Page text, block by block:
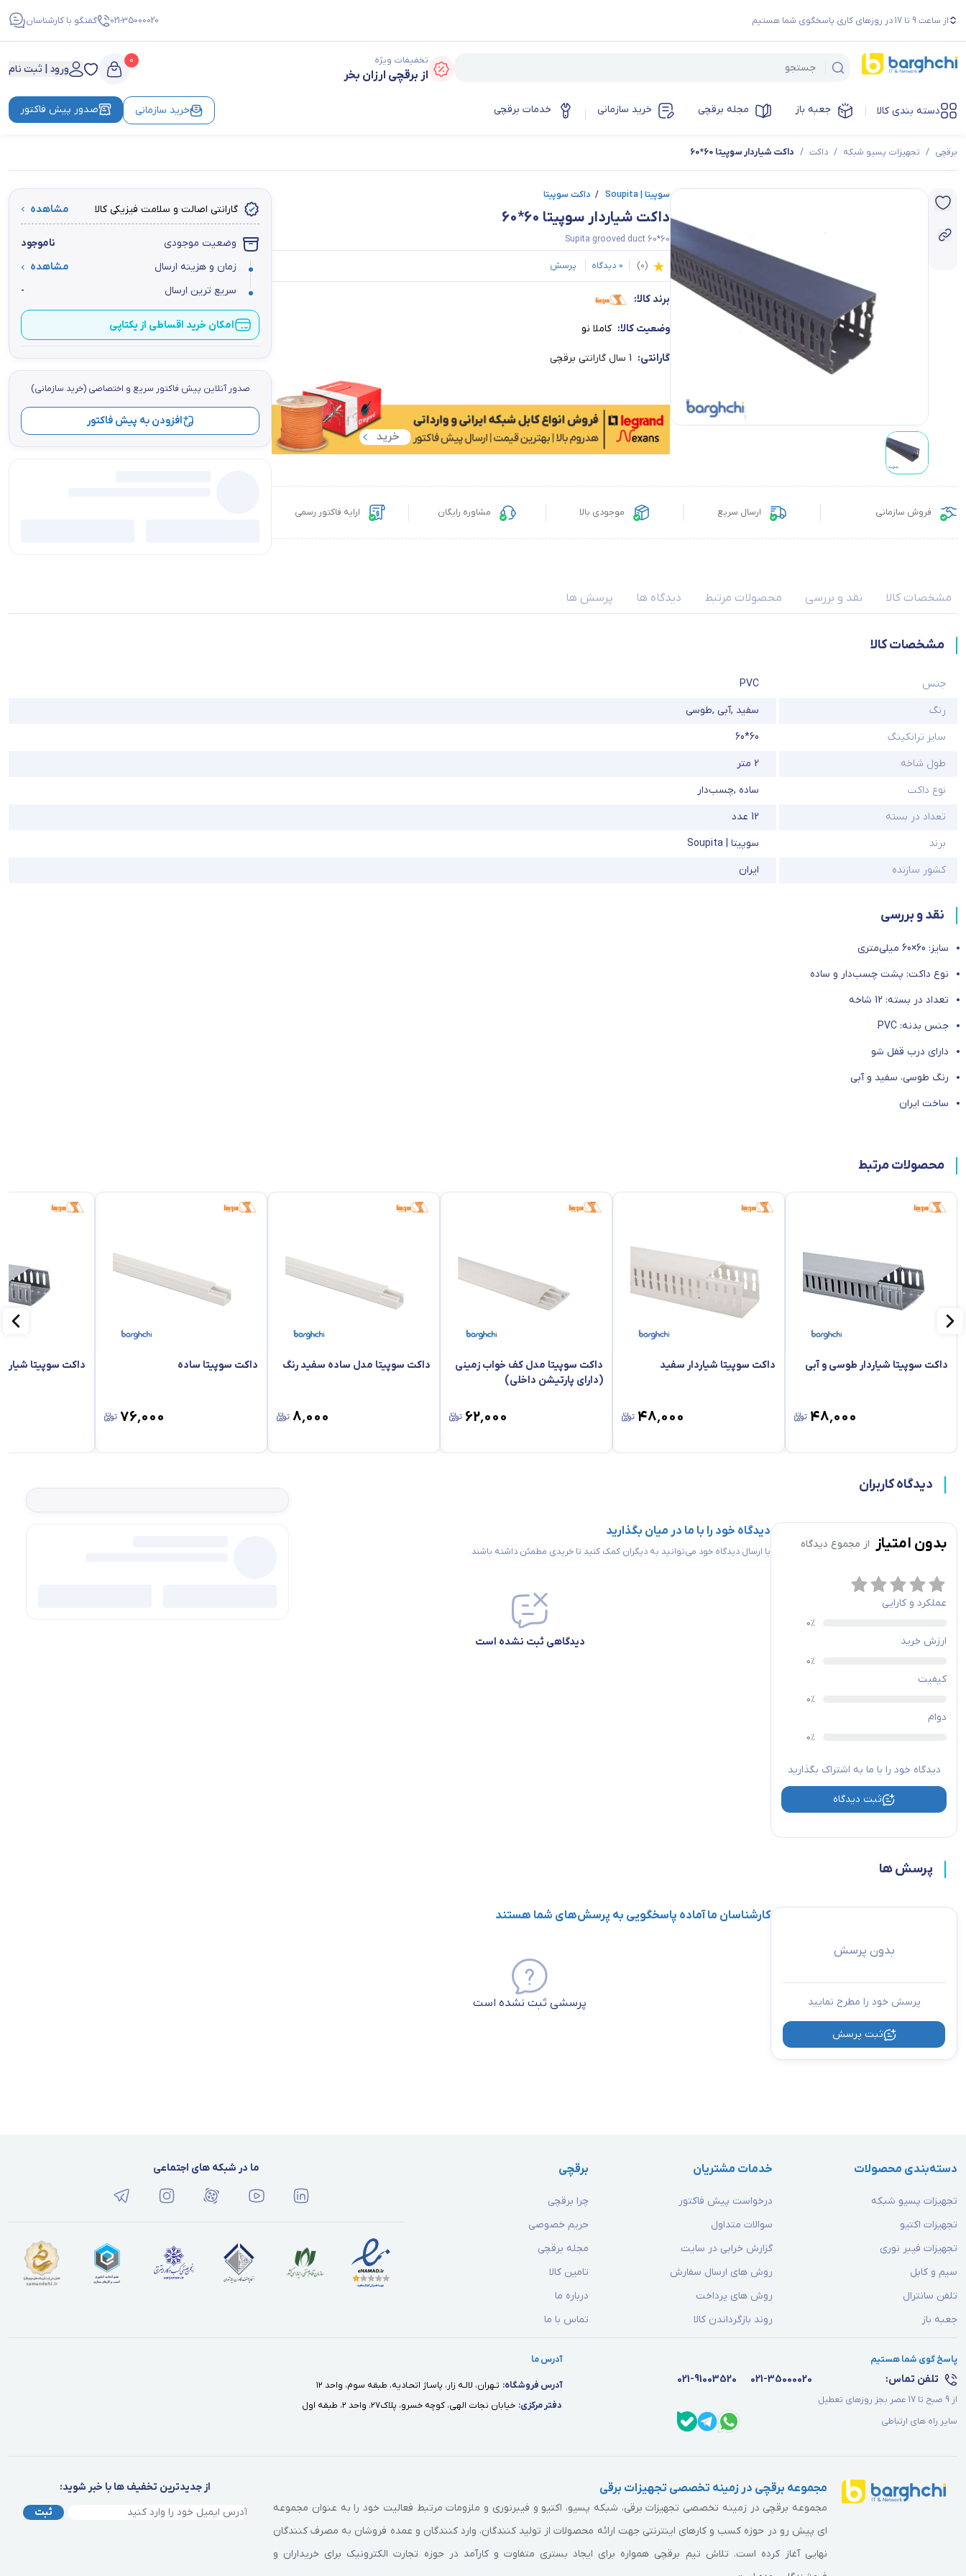
از ساعت 9 تا 17 در روزهای کاری پاسخگوی شما هستیم 021-35000020 گفتگو با کارشناسان
تخفیفات ویژه
از برقچی ارزان بخر
0
ورود | ثبت نام
دسته بندی کالا جعبه باز مجله برقچی خرید سازمانی خدمات برقچی خرید سازمانی صدور پیش فاکتور
برقچی / تجهیزات پسیو شبکه / داکت / داکت شیاردار سوپیتا 60*60
سوپیتا | Soupita / داکت سوپیتا
داکت شیاردار سوپیتا 60*60
Supita grooved duct 60*60
(
0
)
0 دیدگاه پرسش
برند کالا:
وضعیت کالا: کاملا نو
گارانتی: 1 سال گارانتی برقچی
فروش سازمانی ارسال سریع موجودی بالا مشاوره رایگان ارایه فاکتور رسمی
گارانتی اصالت و سلامت فیزیکی کالا مشاهده
وضعیت موجودی
ناموجود
زمان و هزینه ارسال
مشاهده
سریع ترین ارسال
-
امکان خرید اقساطی از یکتاپی
صدور آنلاین پيش فاكتور سریع و اختصاصي (خرید سازمانی)
افزودن به پیش فاکتور
مشخصات کالا نقد و بررسی محصولات مرتبط دیدگاه ها پرسش ها
مشخصات کالا
جنس
PVC
رنگ
سفید ,آبی ,طوسی
سایز ترانکینگ
60*60
طول شاخه
2 متر
نوع داکت
ساده ,چسب‌دار
تعداد در بسته
12 عدد
برند
سوپیتا | Soupita
کشور سازنده
ایران
نقد و بررسی
سایز: 60×60 میلی‌متری
نوع داکت: پشت چسب‌دار و ساده
تعداد در بسته: 12 شاخه
جنس بدنه: PVC
دارای درب قفل شو
رنگ طوسی، سفید و آبی
ساخت ایران
محصولات مرتبط
داکت سوپیتا شیاردار طوسی و آبی
۴۸٬۰۰۰
داکت سوپیتا شیاردار سفید
۴۸٬۰۰۰
داکت سوپیتا مدل کف خواب زمینی
(دارای پارتیشن داخلی)
۶۲٬۰۰۰
داکت سوپیتا مدل ساده سفید رنگ
۸٬۰۰۰
داکت سوپیتا ساده
۷۶٬۰۰۰
داکت سوپیتا
دیدگاه کاربران
بدون امتیاز از مجموع دیدگاه
عملکرد و کارایی
ارزش خرید
کیفیت
دوام
دیدگاه خود را با ما به اشتراک بگذارید
ثبت دیدگاه
دیدگاه خود را با ما در میان بگذارید
با ارسال دیدگاه خود می‌توانید به دیگران کمک کنید تا خریدی مطمئن داشته باشند.
دیدگاهی ثبت نشده است
پرسش ها
بدون پرسش
پرسش خود را مطرح نمایید
ثبت پرسش
کارشناسان ما آماده پاسخگویی به پرسش‌های شما هستند
پرسشی ثبت نشده است
دسته‌بندی محصولات
تجهیزات پسیو شبکه
تجهیزات اکتیو
تجهیزات فیبر نوری
سیم و کابل
تلفن سانترال
جعبه باز
خدمات مشتریان
درخواست پیش فاکتور
سوالات متداول
گزارش خرابی در سایت
روش های ارسال سفارش
روش های پرداخت
روند بازگرداندن کالا
برقچی
چرا برقچی
حریم خصوصی
مجله برقچی
تامین کالا
درباره ما
تماس با ما
ما در شبکه های اجتماعی
پاسخ گوی شما هستیم
تلفن تماس:
از 9 صبح تا 17 عصر بجز روزهای تعطیل
021-35000020
021-91003520
سایر راه های ارتباطی
آدرس ما
آدرس فروشگاه: تـهران، لالـه زار، پاسـاژ اتحـاديه، طبقه سوم، واحد ١٢
دفتر مركزى: خيابان نجات الهى، كوچه خسرو، پلاك٢٧، واحد ٢، طبقه اول
مجموعه برقچی در زمینه تخصصی تجهیزات برقی
مجموعه برقچی در زمینه تخصصی تجهیزات برقی، شبکه پسیو، اکتیو و فیبرنوری و ملزومات مرتبط فعالیت خود را به عنوان مجموعه
ای پیش رو در حوزه کسب و کارهای اینترنتی جهت ارائه محصولات از تولید کنندگان، وارد کنندگان و عمده فروشان به مصرف کنندگان
نهایی آغاز کرده است. تلاش تیم برقچی همواره برای ایجاد بستری متفاوت و کارآمد در حوزه تجارت الکترونیک برای خریداران و
از جدیدترین تخفیف ها با خبر شوید:
ثبت